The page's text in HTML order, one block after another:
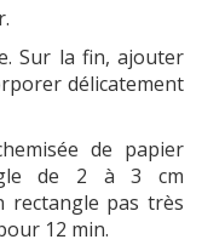
Sur la fin, ajouter
délicatement
de papier
de 2 à 3 cm
rectangle pas très
12 min.